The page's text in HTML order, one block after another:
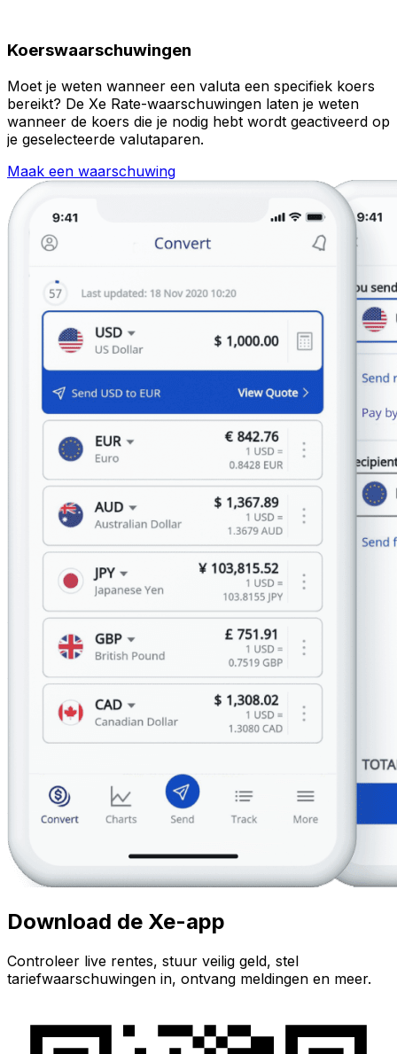
Koerswaarschuwingen
Moet je weten wanneer een valuta een specifiek koers
bereikt? De Xe Rate-waarschuwingen laten je weten
wanneer de koers die je nodig hebt wordt geactiveerd op
je geselecteerde valutaparen.
Maak een waarschuwing
Download de Xe-app
Controleer live rentes, stuur veilig geld, stel
tariefwaarschuwingen in, ontvang meldingen en meer.